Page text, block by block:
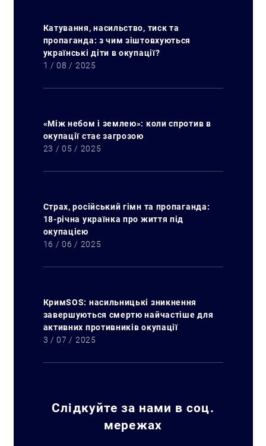
Искать:
Катування, насильство, тиск та
пропаганда: з чим зіштовхуються
українські діти в окупації?
1 / 08 / 2025
«Між небом і землею»: коли спротив в
окупації стає загрозою
23 / 05 / 2025
Страх, російський гімн та пропаганда:
18-річна українка про життя під
окупацією
16 / 06 / 2025
КримSOS: насильницькі зникнення
завершуються смертю найчастіше для
активних противників окупації
3 / 07 / 2025
Слідкуйте за нами в соц.
мережах